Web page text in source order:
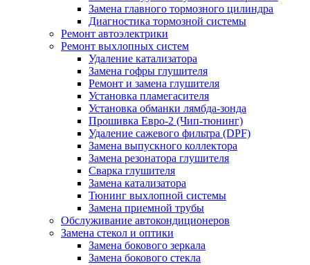
Замена главного тормозного цилиндра
Диагностика тормозной системы
Ремонт автоэлектрики
Ремонт выхлопных систем
Удаление катализатора
Замена гофры глушителя
Ремонт и замена глушителя
Установка пламегасителя
Установка обманки лямбда-зонда
Прошивка Евро-2 (Чип-тюнинг)
Удаление сажевого фильтра (DPF)
Замена выпускного коллектора
Замена резонатора глушителя
Сварка глушителя
Замена катализатора
Тюнинг выхлопной системы
Замена приемной трубы
Обслуживание автокондиционеров
Замена стекол и оптики
Замена бокового зеркала
Замена бокового стекла